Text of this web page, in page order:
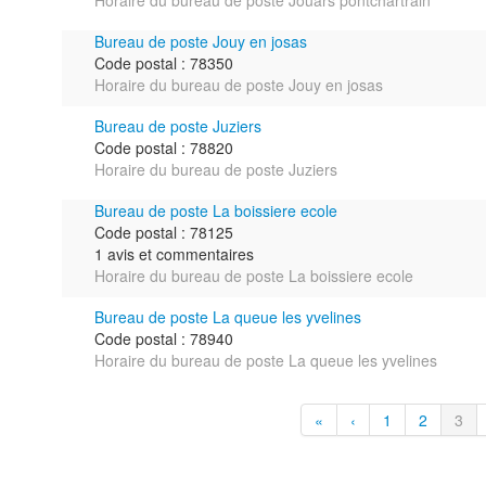
Bureau de poste Jouy en josas
Code postal : 78350
Horaire du bureau de poste Jouy en josas
Bureau de poste Juziers
Code postal : 78820
Horaire du bureau de poste Juziers
Bureau de poste La boissiere ecole
Code postal : 78125
1 avis et commentaires
Horaire du bureau de poste La boissiere ecole
Bureau de poste La queue les yvelines
Code postal : 78940
Horaire du bureau de poste La queue les yvelines
« ‹ 1 2 3